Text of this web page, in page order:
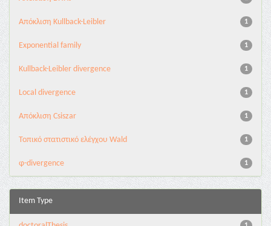
1
Aπόκλιση Kullback-Leibler
1
Exponential family
1
Kullback-Leibler divergence
1
Local divergence
1
Απόκλιση Csiszar
1
Τοπικό στατιστικό ελέγχου Wald
1
φ-divergence
Item Type